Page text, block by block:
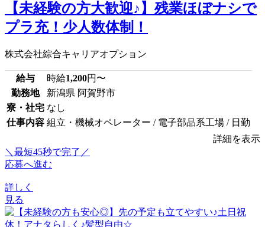
【未経験の方大歓迎♪】残業ほぼナシで
プラ充！少人数体制！
株式会社綜合キャリアオプション
給与 時給1,200円〜
勤務地
新潟県 阿賀野市
寮・社宅 なし
仕事内容 組立・機械オペレーター / 電子部品系工場 / 日勤
詳細を表示
＼最短45秒で完了／
応募へ進む
詳しく
見る